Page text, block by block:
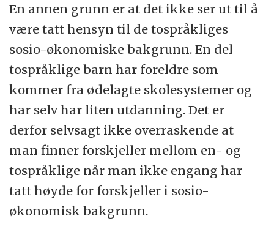
En annen grunn er at det ikke ser ut til å
være tatt hensyn til de tospråkliges
sosio-økonomiske bakgrunn. En del
tospråklige barn har foreldre som
kommer fra ødelagte skolesystemer og
har selv har liten utdanning. Det er
derfor selvsagt ikke overraskende at
man finner forskjeller mellom en- og
tospråklige når man ikke engang har
tatt høyde for forskjeller i sosio-
økonomisk bakgrunn.